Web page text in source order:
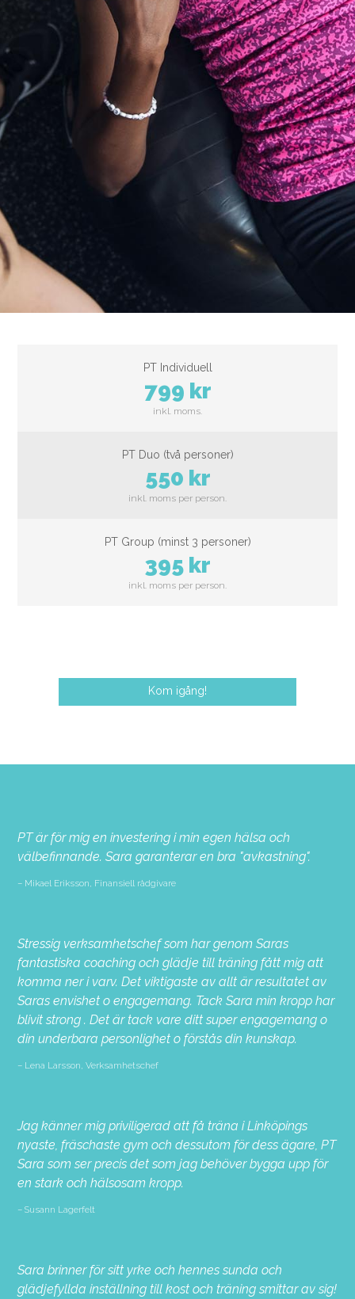
PT Individuell
799 kr
PT Duo (två personer)
550 kr
PT Group (minst 3 personer)
395 kr
Kom igång!
PT är för mig en investering i min egen hälsa och
välbefinnande. Sara garanterar en bra "avkastning".
Mikael Eriksson, Finansiell rådgivare
Stressig verksamhetschef som har genom Saras
fantastiska coaching och glädje till träning fått mig att
komma ner i varv. Det viktigaste av allt är resultatet av
Saras envishet o engagemang. Tack Sara min kropp har
blivit strong . Det är tack vare ditt super engagemang o
din underbara personlighet o förstås din kunskap.
Lena Larsson, Verksamhetschef
Jag känner mig priviligerad att få träna i Linköpings
nyaste, fräschaste gym och dessutom för dess ägare, PT
Sara som ser precis det som jag behöver bygga upp för
en stark och hälsosam kropp.
Susann Lagerfelt
Sara brinner för sitt yrke och hennes sunda och
glädjefyllda inställning till kost och träning smittar av sig!